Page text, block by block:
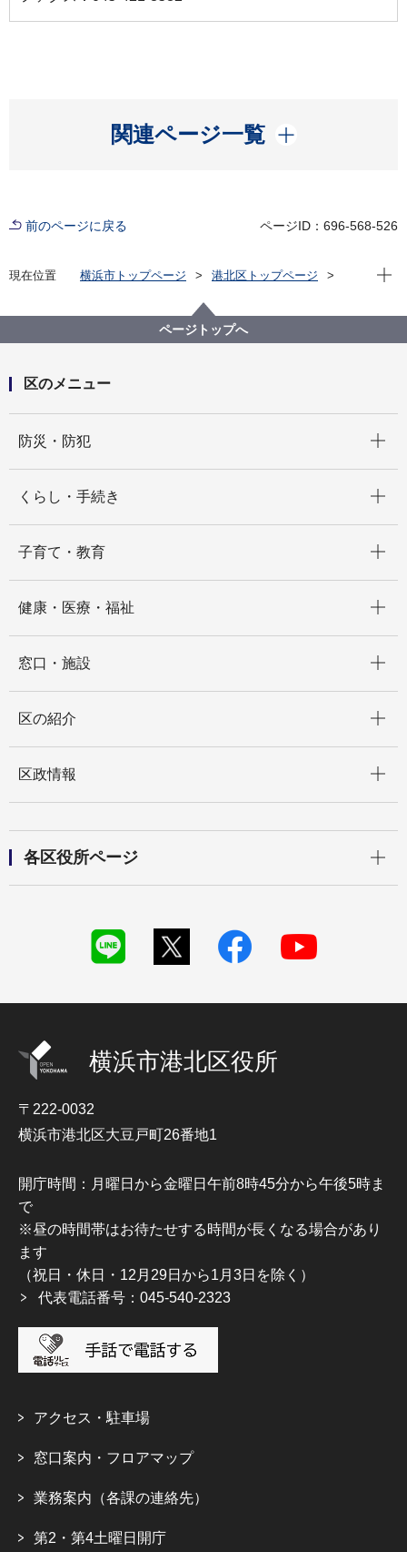
関連ページ一覧
開く
前のページに戻る ページID：696-568-526
現在位置 横浜市トップページ
港北区トップページ
港北保育園
現在
ページトップへ
区のメニュー
防災・防犯
くらし・手続き
子育て・教育
健康・医療・福祉
窓口・施設
区の紹介
区政情報
各区役所ページ
横浜市港北区役所
〒222-0032
横浜市港北区大豆戸町26番地1
開庁時間：月曜日から金曜日午前8時45分から午後5時ま
で
※昼の時間帯はお待たせする時間が長くなる場合があり
ます
（祝日・休日・12月29日から1月3日を除く）
代表電話番号：045-540-2323
アクセス・駐車場
窓口案内・フロアマップ
業務案内（各課の連絡先）
第2・第4土曜日開庁